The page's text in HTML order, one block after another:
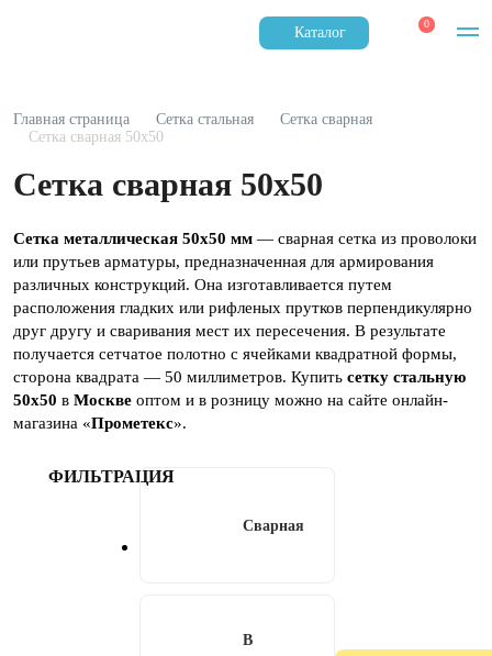
Каталог
0
Главная страница Сетка стальная
Сетка сварная
Сетка сварная 50х50
Сетка сварная 50х50
Сетка металлическая 50х50 мм — сварная сетка из проволоки
или прутьев арматуры, предназначенная для армирования
различных конструкций. Она изготавливается путем
расположения гладких или рифленых прутков перпендикулярно
друг другу и сваривания мест их пересечения. В результате
получается сетчатое полотно с ячейками квадратной формы,
сторона квадрата — 50 миллиметров. Купить сетку стальную
50х50 в Москве оптом и в розницу можно на сайте онлайн-
магазина «Прометекс».
ФИЛЬТРАЦИЯ
Сварная
В